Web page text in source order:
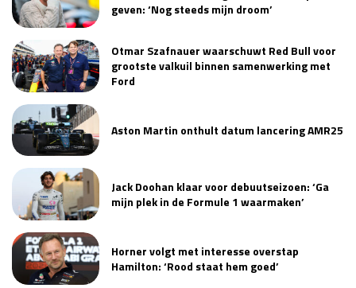
geven: ‘Nog steeds mijn droom’
Otmar Szafnauer waarschuwt Red Bull voor
grootste valkuil binnen samenwerking met
Ford
Aston Martin onthult datum lancering AMR25
Jack Doohan klaar voor debuutseizoen: ‘Ga
mijn plek in de Formule 1 waarmaken’
Horner volgt met interesse overstap
Hamilton: ‘Rood staat hem goed’